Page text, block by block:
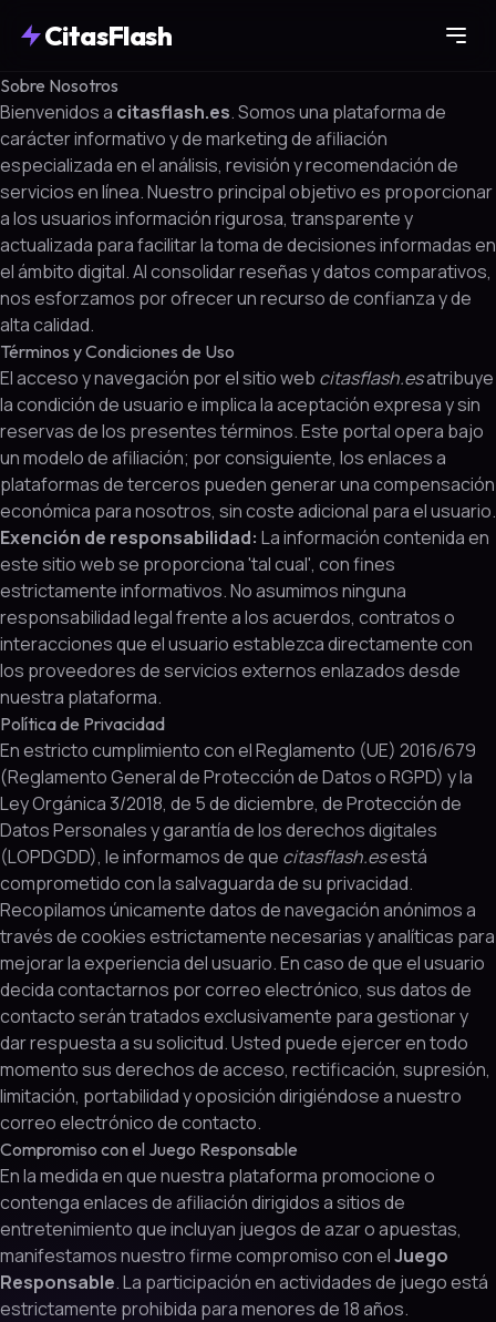
CitasFlash
Sobre Nosotros
Bienvenidos a citasflash.es. Somos una plataforma de
carácter informativo y de marketing de afiliación
especializada en el análisis, revisión y recomendación de
servicios en línea. Nuestro principal objetivo es proporcionar
a los usuarios información rigurosa, transparente y
actualizada para facilitar la toma de decisiones informadas en
el ámbito digital. Al consolidar reseñas y datos comparativos,
nos esforzamos por ofrecer un recurso de confianza y de
alta calidad.
Términos y Condiciones de Uso
El acceso y navegación por el sitio web citasflash.esatribuye
la condición de usuario e implica la aceptación expresa y sin
reservas de los presentes términos. Este portal opera bajo
un modelo de afiliación; por consiguiente, los enlaces a
plataformas de terceros pueden generar una compensación
económica para nosotros, sin coste adicional para el usuario.
Exención de responsabilidad: La información contenida en
este sitio web se proporciona 'tal cual', con fines
estrictamente informativos. No asumimos ninguna
responsabilidad legal frente a los acuerdos, contratos o
interacciones que el usuario establezca directamente con
los proveedores de servicios externos enlazados desde
nuestra plataforma.
Política de Privacidad
En estricto cumplimiento con el Reglamento (UE) 2016/679
(Reglamento General de Protección de Datos o RGPD) y la
Ley Orgánica 3/2018, de 5 de diciembre, de Protección de
Datos Personales y garantía de los derechos digitales
(LOPDGDD), le informamos de que citasflash.esestá
comprometido con la salvaguarda de su privacidad.
Recopilamos únicamente datos de navegación anónimos a
través de cookies estrictamente necesarias y analíticas para
mejorar la experiencia del usuario. En caso de que el usuario
decida contactarnos por correo electrónico, sus datos de
contacto serán tratados exclusivamente para gestionar y
dar respuesta a su solicitud. Usted puede ejercer en todo
momento sus derechos de acceso, rectificación, supresión,
limitación, portabilidad y oposición dirigiéndose a nuestro
correo electrónico de contacto.
Compromiso con el Juego Responsable
En la medida en que nuestra plataforma promocione o
contenga enlaces de afiliación dirigidos a sitios de
entretenimiento que incluyan juegos de azar o apuestas,
manifestamos nuestro firme compromiso con elJuego
Responsable. La participación en actividades de juego está
estrictamente prohibida para menores de 18 años.